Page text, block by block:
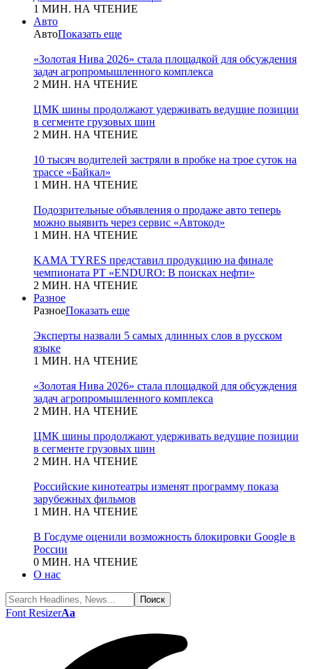
1 МИН. НА ЧТЕНИЕ
Авто
АвтоПоказать еще
«Золотая Нива 2026» стала площадкой для обсуждения
задач агропромышленного комплекса
2 МИН. НА ЧТЕНИЕ
ЦМК шины продолжают удерживать ведущие позиции
в сегменте грузовых шин
2 МИН. НА ЧТЕНИЕ
10 тысяч водителей застряли в пробке на трое суток на
трассе «Байкал»
1 МИН. НА ЧТЕНИЕ
Подозрительные объявления о продаже авто теперь
можно выявить через сервис «Автокод»
1 МИН. НА ЧТЕНИЕ
KAMA TYRES представил продукцию на финале
чемпионата РТ «ENDURO: В поисках нефти»
2 МИН. НА ЧТЕНИЕ
Разное
РазноеПоказать еще
Эксперты назвали 5 самых длинных слов в русском
языке
1 МИН. НА ЧТЕНИЕ
«Золотая Нива 2026» стала площадкой для обсуждения
задач агропромышленного комплекса
2 МИН. НА ЧТЕНИЕ
ЦМК шины продолжают удерживать ведущие позиции
в сегменте грузовых шин
2 МИН. НА ЧТЕНИЕ
Российские кинотеатры изменят программу показа
зарубежных фильмов
1 МИН. НА ЧТЕНИЕ
В Госдуме оценили возможность блокировки Google в
России
0 МИН. НА ЧТЕНИЕ
О нас
Font ResizerAa